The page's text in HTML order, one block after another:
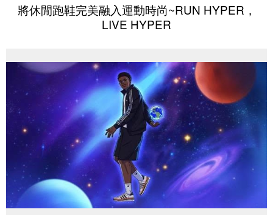
將休閒跑鞋完美融入運動時尚~RUN HYPER，
LIVE HYPER